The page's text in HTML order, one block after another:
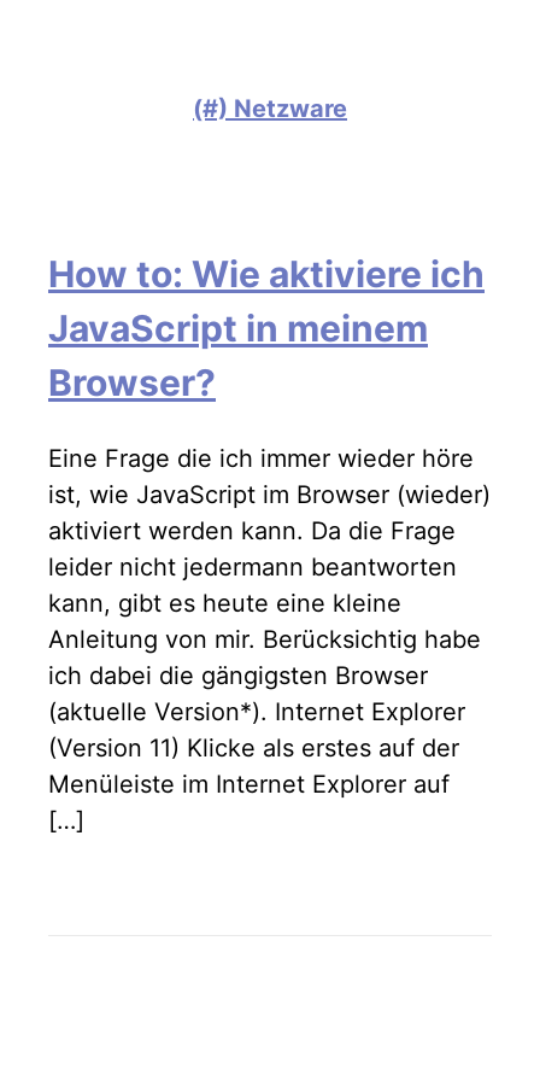
(#) Netzware
How to: Wie aktiviere ich
JavaScript in meinem
Browser?
Eine Frage die ich immer wieder höre
ist, wie JavaScript im Browser (wieder)
aktiviert werden kann. Da die Frage
leider nicht jedermann beantworten
kann, gibt es heute eine kleine
Anleitung von mir. Berücksichtig habe
ich dabei die gängigsten Browser
(aktuelle Version*). Internet Explorer
(Version 11) Klicke als erstes auf der
Menüleiste im Internet Explorer auf
[…]